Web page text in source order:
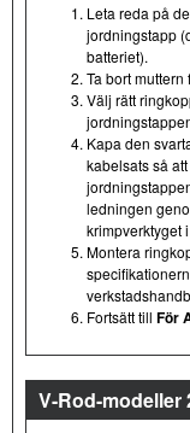
Leta reda på
jordningstapp
batteriet).
Ta bort
Välj rätt
Kapa den
kabelsats så
ledningen
krimpverktyget
Montera
Fortsätt till För
V-Rod-modeller